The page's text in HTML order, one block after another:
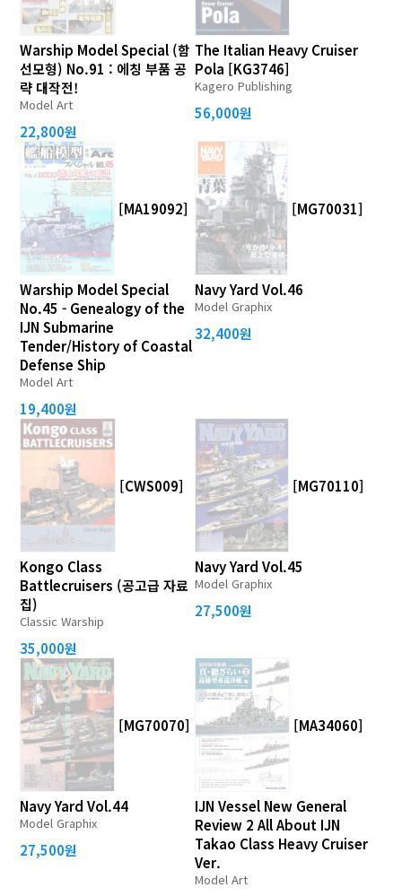
Warship Model Special (함
선모형) No.91 : 에칭 부품 공
략 대작전!
Model Art
22,800원
The Italian Heavy Cruiser
Pola [KG3746]
Kagero Publishing
56,000원
[MA19092]
Warship Model Special
No.45 - Genealogy of the
IJN Submarine
Tender/History of Coastal
Defense Ship
Model Art
19,400원
[MG70031]
Navy Yard Vol.46
Model Graphix
32,400원
[CWS009]
Kongo Class
Battlecruisers (공고급 자료
집)
Classic Warship
35,000원
[MG70110]
Navy Yard Vol.45
Model Graphix
27,500원
[MG70070]
Navy Yard Vol.44
Model Graphix
27,500원
[MA34060]
IJN Vessel New General
Review 2 All About IJN
Takao Class Heavy Cruiser
Ver.
Model Art